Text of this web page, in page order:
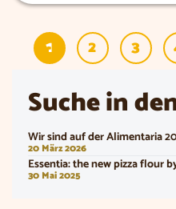
1 2 3
Suche in
Wir sind auf der Alimentaria
20 März 2026
Essentia: the new pizza flour
30 Mai 2025